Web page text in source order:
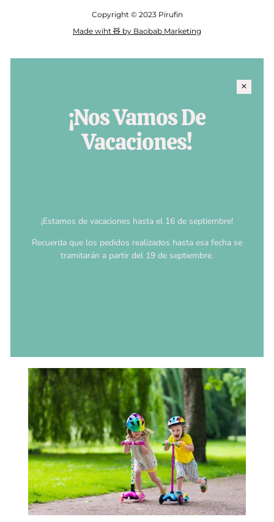
Copyright © 2023 Pirufin
Made wiht 🧸 by Baobab Marketing
¡Nos Vamos De
Vacaciones!
¡Estamos de vacaciones hasta el 16 de septiembre!
Recuerda que los pedidos realizados hasta esa fecha se
tramitarán a partir del 19 de septiembre.